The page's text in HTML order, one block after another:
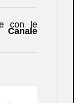
con le
Canale